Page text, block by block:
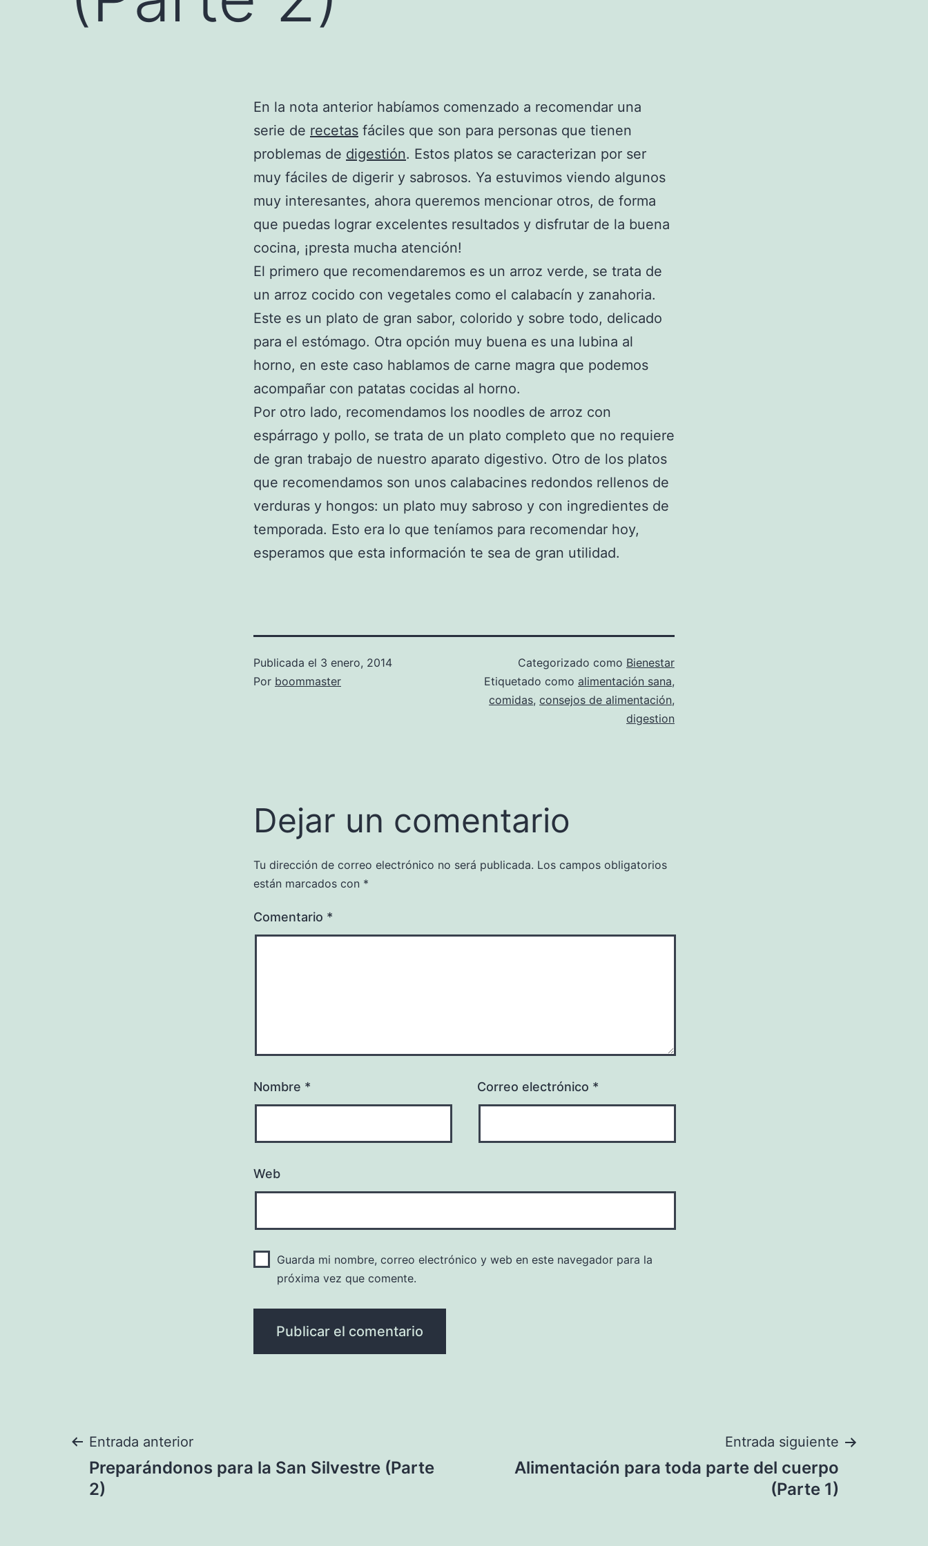
En la nota anterior habíamos comenzado a recomendar una
serie de recetas fáciles que son para personas que tienen
problemas de digestión. Estos platos se caracterizan por ser
muy fáciles de digerir y sabrosos. Ya estuvimos viendo algunos
muy interesantes, ahora queremos mencionar otros, de forma
que puedas lograr excelentes resultados y disfrutar de la buena
cocina, ¡presta mucha atención!
El primero que recomendaremos es un arroz verde, se trata de
un arroz cocido con vegetales como el calabacín y zanahoria.
Este es un plato de gran sabor, colorido y sobre todo, delicado
para el estómago. Otra opción muy buena es una lubina al
horno, en este caso hablamos de carne magra que podemos
acompañar con patatas cocidas al horno.
Por otro lado, recomendamos los noodles de arroz con
espárrago y pollo, se trata de un plato completo que no requiere
de gran trabajo de nuestro aparato digestivo. Otro de los platos
que recomendamos son unos calabacines redondos rellenos de
verduras y hongos: un plato muy sabroso y con ingredientes de
temporada. Esto era lo que teníamos para recomendar hoy,
esperamos que esta información te sea de gran utilidad.
Publicada el 3 enero, 2014
Por boommaster
Categorizado como Bienestar
Etiquetado como alimentación sana,
comidas, consejos de alimentación,
digestion
Dejar un comentario
Tu dirección de correo electrónico no será publicada. Los campos obligatorios
están marcados con *
Comentario *
Nombre * Correo electrónico *
Web
Guarda mi nombre, correo electrónico y web en este navegador para la
próxima vez que comente.
Navegación
de
Entrada anterior
Preparándonos para la San Silvestre (Parte
2)
Entrada siguiente
Alimentación para toda parte del cuerpo
(Parte 1)